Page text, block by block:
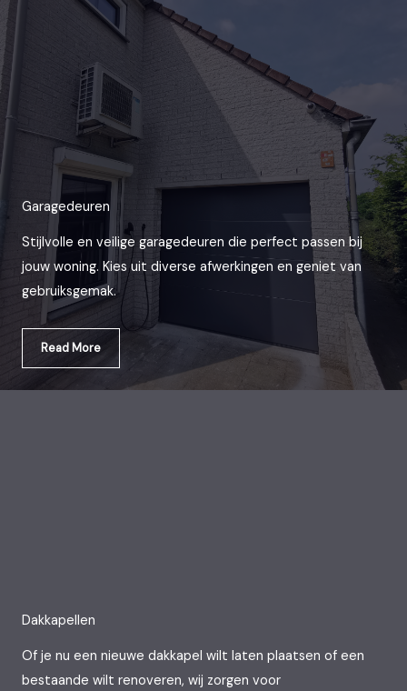
Garagedeuren
Stijlvolle en veilige garagedeuren die perfect passen bij
jouw woning. Kies uit diverse afwerkingen en geniet van
gebruiksgemak.
Read More
Dakkapellen
Of je nu een nieuwe dakkapel wilt laten plaatsen of een
bestaande wilt renoveren, wij zorgen voor